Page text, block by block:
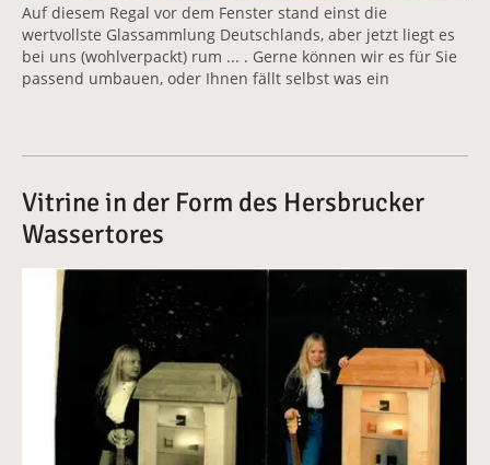
Auf diesem Regal vor dem Fenster stand einst die
wertvollste Glassammlung Deutschlands, aber jetzt liegt es
bei uns (wohlverpackt) rum ... . Gerne können wir es für Sie
passend umbauen, oder Ihnen fällt selbst was ein
Vitrine in der Form des Hersbrucker
Wassertores
Vergrößerte Version anzeigen